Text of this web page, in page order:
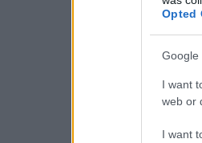
Opted
Google
I want
web or
I want